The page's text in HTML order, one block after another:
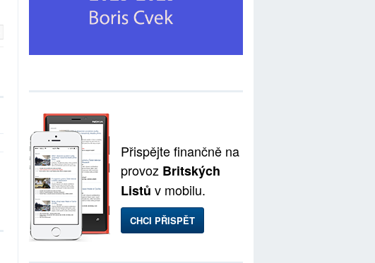
Přispějte finančně na
provoz Britských
Listů v mobilu.
CHCI PŘISPĚT